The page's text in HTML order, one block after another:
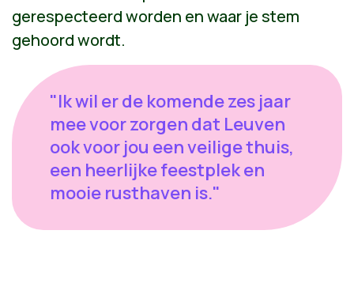
gerespecteerd worden en waar je stem
gehoord wordt.
"Ik wil er de komende zes jaar
mee voor zorgen dat Leuven
ook voor jou een veilige thuis,
een heerlijke feestplek en
mooie rusthaven is."